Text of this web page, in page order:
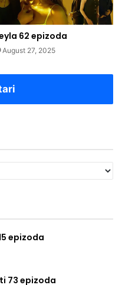
62 epizoda
August 27, 2025
epizoda
73 epizoda